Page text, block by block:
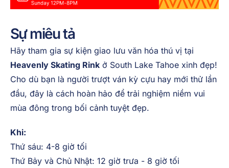
Sự miêu tả
Hãy tham gia sự kiện giao lưu văn hóa thú vị tại
Heavenly Skating Rink ở South Lake Tahoe xinh đẹp!
Cho dù bạn là người trượt ván kỳ cựu hay mới thử lần
đầu, đây là cách hoàn hảo để trải nghiệm niềm vui
mùa đông trong bối cảnh tuyệt đẹp.
Khi:
Thứ sáu: 4-8 giờ tối
Thứ Bảy và Chủ Nhật: 12 giờ trưa - 8 giờ tối